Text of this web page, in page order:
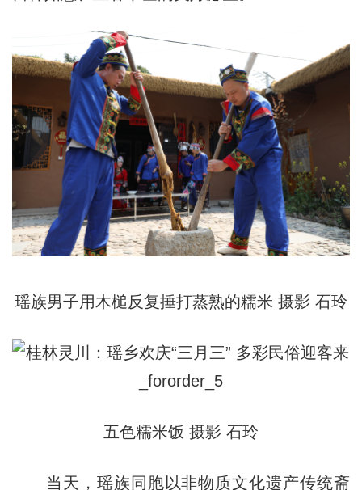
瑶族男子用木槌反复捶打蒸熟的糯米 摄影 石玲
五色糯米饭 摄影 石玲
当天，瑶族同胞以非物质文化遗产传统斋